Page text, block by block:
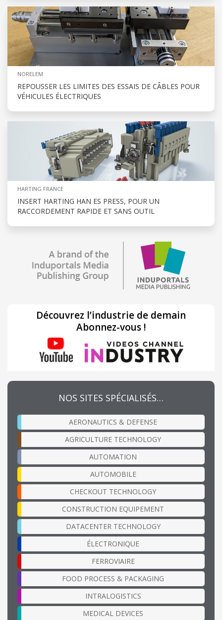
NORELEM
REPOUSSER LES LIMITES DES ESSAIS DE CÂBLES POUR
VÉHICULES ÉLECTRIQUES
HARTING FRANCE
INSERT HARTING HAN ES PRESS, POUR UN
RACCORDEMENT RAPIDE ET SANS OUTIL
Découvrez l’industrie de demain
Abonnez-vous !
NOS SITES SPÉCIALISÉS…
AERONAUTICS & DEFENSE
AGRICULTURE TECHNOLOGY
AUTOMATION
AUTOMOBILE
CHECKOUT TECHNOLOGY
CONSTRUCTION EQUIPEMENT
DATACENTER TECHNOLOGY
ÉLECTRONIQUE
FERROVIAIRE
FOOD PROCESS & PACKAGING
INTRALOGISTICS
MEDICAL DEVICES